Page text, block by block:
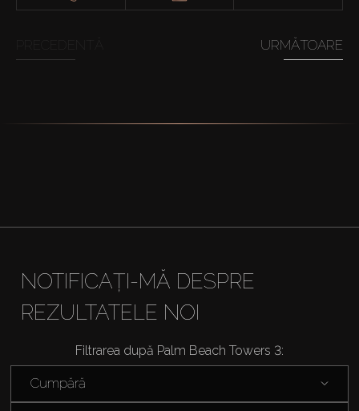
URMĂTOARE
NOTIFICAȚI-MĂ DESPRE
REZULTATELE NOI
Filtrarea după Palm Beach Towers 3:
Cumpără